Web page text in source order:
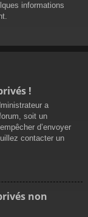
informations
!
a
soit un
d’envoyer
contacter un
non